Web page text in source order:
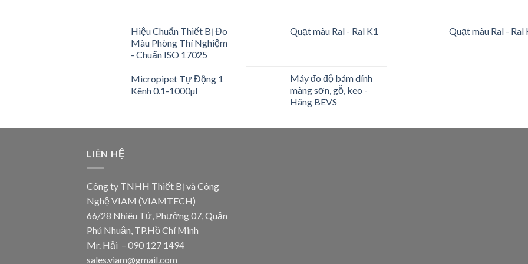
Hiệu Chuẩn Thiết Bị Đo
Màu Phòng Thí Nghiệm
- Chuẩn ISO 17025
Micropipet Tự Động 1
Kênh 0.1-1000µl
Quạt màu Ral - Ral K1
Máy đo độ bám dính
màng sơn, gỗ, keo -
Hãng BEVS
Quạt màu Ral - Ral
LIÊN HỆ
Công ty TNHH Thiết Bị và Công
Nghệ VIAM (VIAMTECH)
66/28 Nhiêu Tứ, Phường 07, Quận
Phú Nhuận, TP.Hồ Chí Minh
Mr. Hải – 090 127 1494
sales.viam@gmail.com